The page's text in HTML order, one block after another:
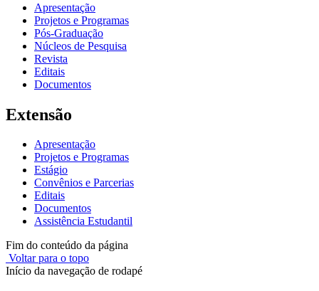
Apresentação
Projetos e Programas
Pós-Graduação
Núcleos de Pesquisa
Revista
Editais
Documentos
Extensão
Apresentação
Projetos e Programas
Estágio
Convênios e Parcerias
Editais
Documentos
Assistência Estudantil
Fim do conteúdo da página
Voltar para o topo
Início da navegação de rodapé